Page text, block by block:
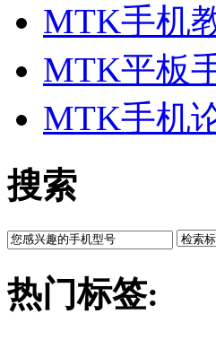
MTK手机
MTK平板
MTK手机
搜索
热门标签: